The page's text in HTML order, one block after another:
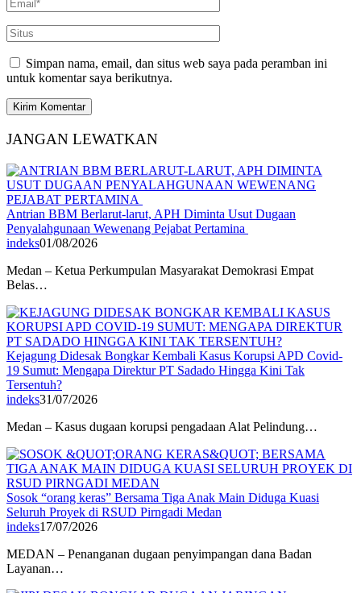
Simpan nama, email, dan situs web saya pada peramban ini
untuk komentar saya berikutnya.
JANGAN LEWATKAN
Antrian BBM Berlarut-larut, APH Diminta Usut Dugaan
Penyalahgunaan Wewenang Pejabat Pertamina
indeks01/08/2026
Medan – Ketua Perkumpulan Masyarakat Demokrasi Empat
Belas…
Kejagung Didesak Bongkar Kembali Kasus Korupsi APD Covid-
19 Sumut: Mengapa Direktur PT Sadado Hingga Kini Tak
Tersentuh?
indeks31/07/2026
Medan – Kasus dugaan korupsi pengadaan Alat Pelindung…
Sosok “orang keras” Bersama Tiga Anak Main Diduga Kuasi
Seluruh Proyek di RSUD Pirngadi Medan
indeks17/07/2026
MEDAN – Penanganan dugaan penyimpangan dana Badan
Layanan…